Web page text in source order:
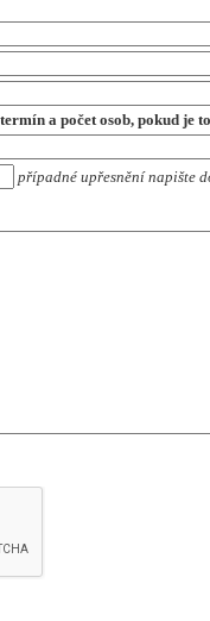
a počet osob, pokud je
případné upřesnění napište